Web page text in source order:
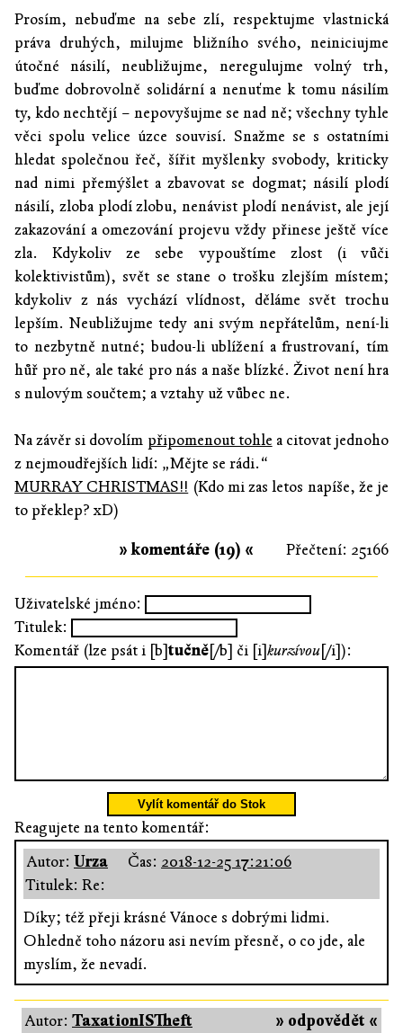
Prosím, nebuďme na sebe zlí, respektujme vlastnická
práva druhých, milujme bližního svého, neiniciujme
útočné násilí, neubližujme, neregulujme volný trh,
buďme dobrovolně solidární a nenuťme k tomu násilím
ty, kdo nechtějí – nepovyšujme se nad ně; všechny tyhle
věci spolu velice úzce souvisí. Snažme se s ostatními
hledat společnou řeč, šířit myšlenky svobody, kriticky
nad nimi přemýšlet a zbavovat se dogmat; násilí plodí
násilí, zloba plodí zlobu, nenávist plodí nenávist, ale její
zakazování a omezování projevu vždy přinese ještě více
zla. Kdykoliv ze sebe vypouštíme zlost (i vůči
kolektivistům), svět se stane o trošku zlejším místem;
kdykoliv z nás vychází vlídnost, děláme svět trochu
lepším. Neubližujme tedy ani svým nepřátelům, není-li
to nezbytně nutné; budou-li ublížení a frustrovaní, tím
hůř pro ně, ale také pro nás a naše blízké. Život není hra
s nulovým součtem; a vztahy už vůbec ne.
Na závěr si dovolím připomenout tohle a citovat jednoho
z nejmoudřejších lidí: „Mějte se rádi.“
MURRAY CHRISTMAS!! (Kdo mi zas letos napíše, že je
to překlep? xD)
Přečtení: 25166
» komentáře (19) «
Uživatelské jméno:
Titulek:
Komentář (lze psát i [b]tučně[/b] či [i]kurzívou[/i]):
Vylít komentář do Stok
Reagujete na tento komentář:
Autor: Urza Čas: 2018-12-25 17:21:06
Titulek: Re:
Díky; též přeji krásné Vánoce s dobrými lidmi.
Ohledně toho názoru asi nevím přesně, o co jde, ale
myslím, že nevadí.
» odpovědět «
Autor: TaxationISTheft